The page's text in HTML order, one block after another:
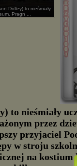
Dolley) to nieśmiały
Pragn ...
to nieśmiały
przez
przyjaciel
w stroju
na kostium